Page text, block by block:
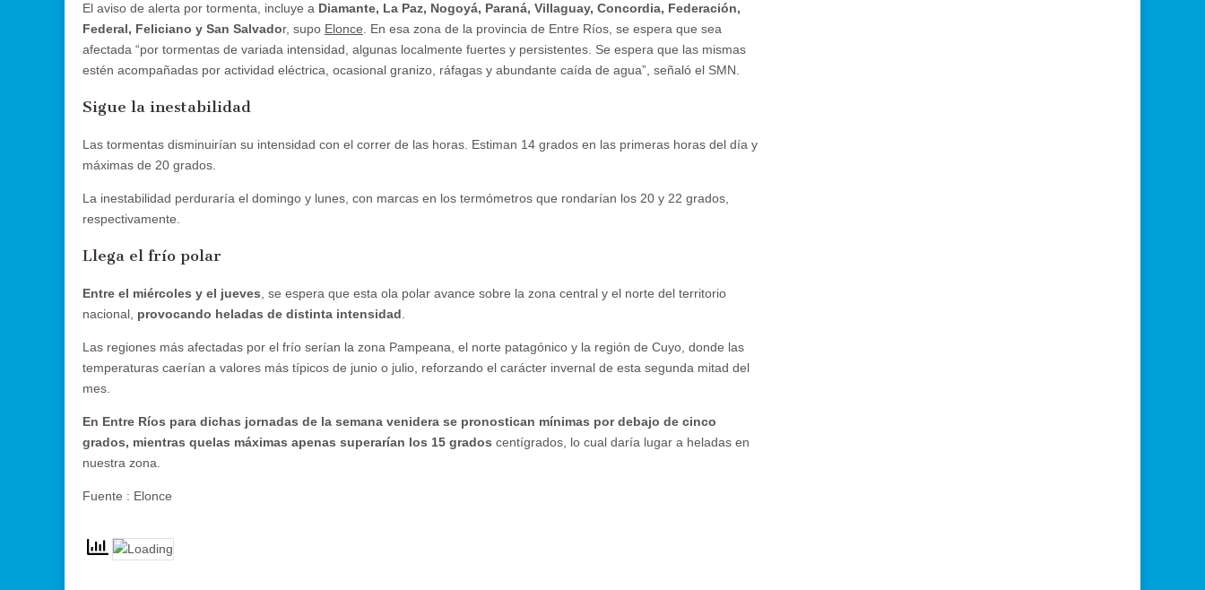
El aviso de alerta por tormenta, incluye a Diamante, La Paz, Nogoyá, Paraná, Villaguay, Concordia, Federación,
Federal, Feliciano y San Salvador, supo Elonce . En esa zona de la provincia de Entre Ríos, se espera que sea
afectada “por tormentas de variada intensidad, algunas localmente fuertes y persistentes. Se espera que las mismas
estén acompañadas por actividad eléctrica, ocasional granizo, ráfagas y abundante caída de agua”, señaló el SMN.
Sigue la inestabilidad
Las tormentas disminuirían su intensidad con el correr de las horas. Estiman 14 grados en las primeras horas del día y
máximas de 20 grados.
La inestabilidad perduraría el domingo y lunes, con marcas en los termómetros que rondarían los 20 y 22 grados,
respectivamente.
Llega el frío polar
Entre el miércoles y el jueves , se espera que esta ola polar avance sobre la zona central y el norte del territorio
nacional, provocando heladas de distinta intensidad
Las regiones más afectadas por el frío serían la zona Pampeana, el norte patagónico y la región de Cuyo, donde las
temperaturas caerían a valores más típicos de junio o julio, reforzando el carácter invernal de esta segunda mitad del
mes.
En Entre Ríos para dichas jornadas de la semana venidera se pronostican mínimas por debajo de cinco
grados, mientras quelas máximas apenas superarían los 15 grados centígrados, lo cual daría lugar a heladas en
nuestra zona.
Fuente : Elonce